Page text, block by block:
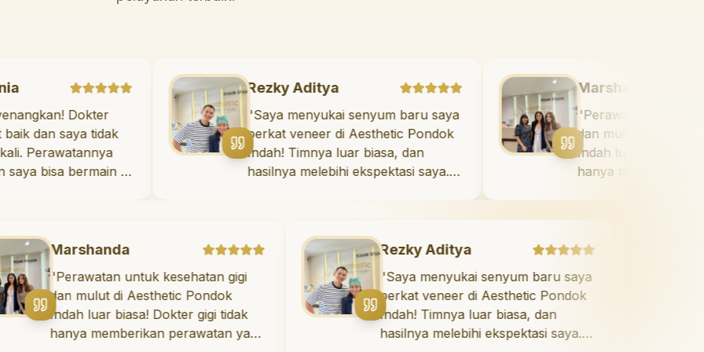
Mania
menyenangkan! Dokter
sangat baik dan saya tidak
sama sekali. Perawatannya
sakit, dan saya bisa bermain di
Rezky Aditya
"Saya menyukai senyum baru saya
berkat veneer di Aesthetic Pondok
Indah! Timnya luar biasa, dan
hasilnya melebihi ekspektasi saya.
Marshanda
untuk kesehatan gigi
mulut di Aesthetic Pondok
luar biasa! Dokter gigi tidak
hanya memberikan perawatan yang
Rezky Aditya
"Saya menyukai senyum baru saya
berkat veneer di Aesthetic Pondok
Indah! Timnya luar biasa, dan
hasilnya melebihi ekspektasi saya.